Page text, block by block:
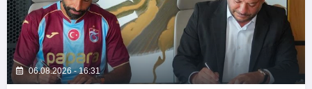
06.08.2026 - 16:31